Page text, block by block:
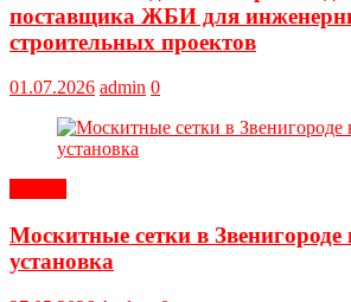
поставщика ЖБИ для
строительных проектов
01.07.2026 admin 0
Москитные сетки в
установка